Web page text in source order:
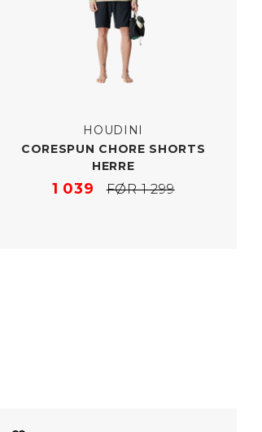
HOUDINI
CORESPUN CHORE SHORTS
HERRE
1 039 FØR 1 299